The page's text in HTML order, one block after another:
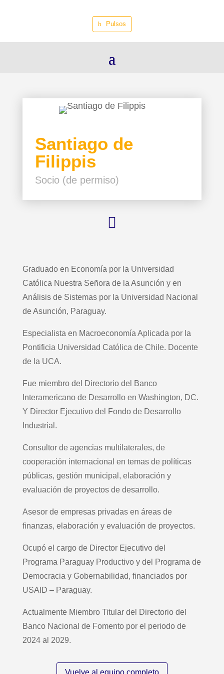
Pulsos
Santiago de
Filippis
Socio (de permiso)

Graduado en Economía por la Universidad
Católica Nuestra Señora de la Asunción y en
Análisis de Sistemas por la Universidad Nacional
de Asunción, Paraguay.
Especialista en Macroeconomía Aplicada por la
Pontificia Universidad Católica de Chile. Docente
de la UCA.
Fue miembro del Directorio del Banco
Interamericano de Desarrollo en Washington, DC.
Y Director Ejecutivo del Fondo de Desarrollo
Industrial.
Consultor de agencias multilaterales, de
cooperación internacional en temas de políticas
públicas, gestión municipal, elaboración y
evaluación de proyectos de desarrollo.
Asesor de empresas privadas en áreas de
finanzas, elaboración y evaluación de proyectos.
Ocupó el cargo de Director Ejecutivo del
Programa Paraguay Productivo y del Programa de
Democracia y Gobernabilidad, financiados por
USAID – Paraguay.
Actualmente Miembro Titular del Directorio del
Banco Nacional de Fomento por el periodo de
2024 al 2029.
Vuelve al equipo completo